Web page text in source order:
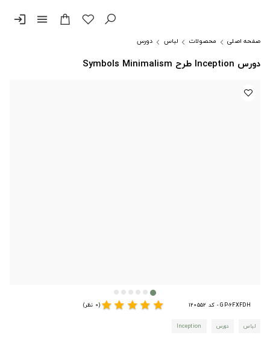
menu
login
صفحه اصلی محصولات لباس دورس
دورس Inception طرح Symbols Minimalism
GP-6FXFDH - کد 120552 star
star
star
star
star(0 نظر)
لباس دورس Inception